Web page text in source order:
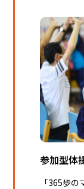
参加型体
「365歩